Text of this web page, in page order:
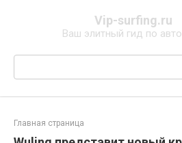
Vip-surfing.ru
Ваш элитный гид по
Поиск:
Главная страница